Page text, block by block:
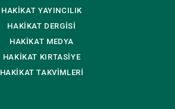
HAKİKAT YAYINCILIK
HAKİKAT DERGİSİ
HAKİKAT MEDYA
HAKİKAT KIRTASİYE
HAKİKATTAKVİMLERİ